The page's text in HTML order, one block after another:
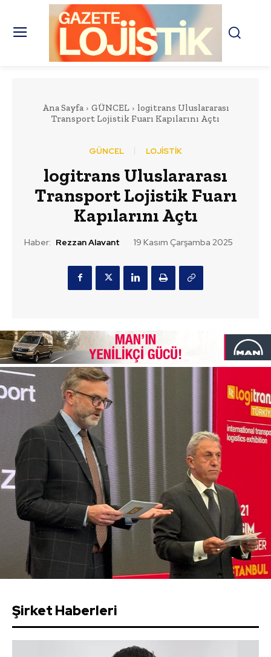
Ana Sayfa GÜNCEL
logitrans Uluslararası
Transport Lojistik Fuarı Kapılarını Açtı
GÜNCEL LOJİSTİK
logitrans Uluslararası
Transport Lojistik Fuarı
Kapılarını Açtı
Haber: Rezzan Alavant 19 Kasım Çarşamba 2025
Şirket Haberleri